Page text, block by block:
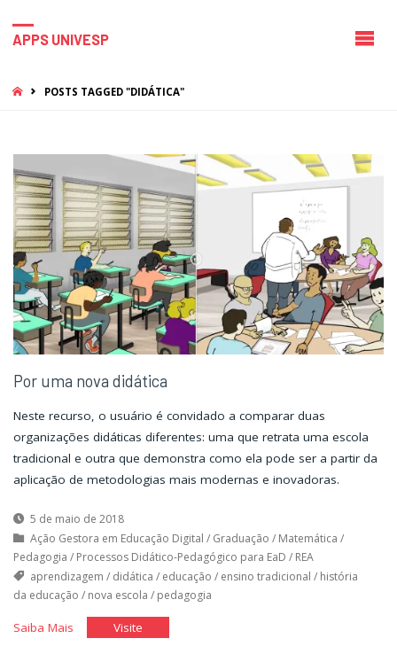
APPS UNIVESP
HOMEPOSTS TAGGED "DIDÁTICA"
Por uma nova didática
Neste recurso, o usuário é convidado a comparar duas
organizações didáticas diferentes: uma que retrata uma escola
tradicional e outra que demonstra como ela pode ser a partir da
aplicação de metodologias mais modernas e inovadoras.
5 de maio de 2018
Ação Gestora em Educação Digital / Graduação / Matemática /
Pedagogia / Processos Didático-Pedagógico para EaD / REA
aprendizagem / didática / educação / ensino tradicional / história
da educação / nova escola / pedagogia
Saiba Mais"Por
Visite"Por